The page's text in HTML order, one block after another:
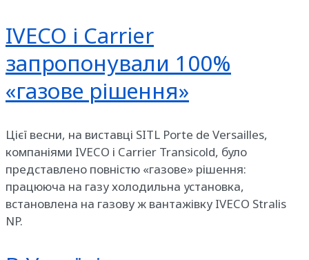
IVECO і Carrier
запропонували 100%
«газове рішення»
Цієї весни, на виставці SITL Porte de Versailles,
компаніями IVECO і Carrier Transicold, було
представлено повністю «газове» рішення:
працююча на газу холодильна установка,
встановлена ​​на газову ж вантажівку IVECO Stralis
NP.